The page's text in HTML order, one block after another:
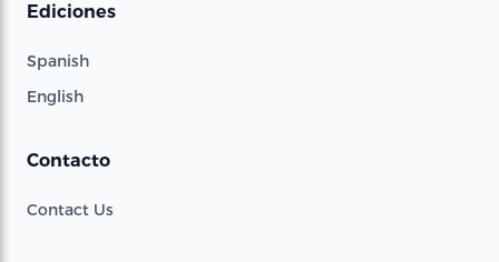
Ediciones
Spanish
English
Contacto
Contact Us